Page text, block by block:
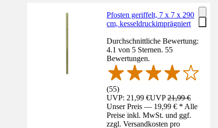
Pfosten geriffelt, 7 x 7 x 290
cm, kesseldruckimprägniert
Durchschnittliche Bewertung:
4.1 von 5 Sternen. 55
Bewertungen.
(55)
UVP: 21,99 €UVP21,99 €
Unser Preis — 19,99 € * Alle
Preise inkl. MwSt. und ggf.
zzgl. Versandkosten pro